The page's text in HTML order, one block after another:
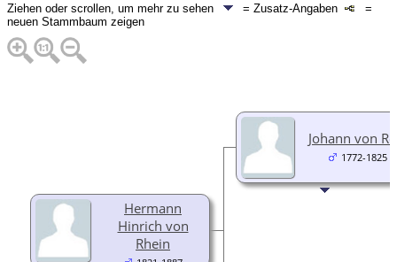
Ziehen oder scrollen, um mehr zu sehen = Zusatz-Angaben
=
neuen Stammbaum zeigen
Hermann
Hinrich von
Rhein
Johann von
1772-1825